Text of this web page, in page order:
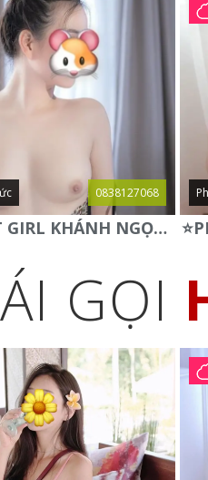
0838127068
✅ NEW HOT GIRL KHÁNH NGỌC ✅ BODY CỰC NGON NÓNG
GỌI